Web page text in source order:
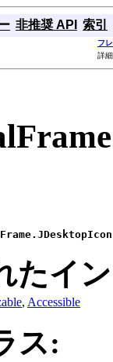
非推奨 API 索引
フ
詳
たイ
, Accessible
ス: